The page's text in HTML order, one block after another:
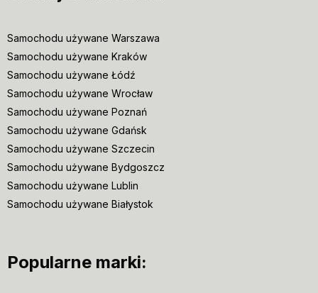
Samochodu używane Warszawa
Samochodu używane Kraków
Samochodu używane Łódź
Samochodu używane Wrocław
Samochodu używane Poznań
Samochodu używane Gdańsk
Samochodu używane Szczecin
Samochodu używane Bydgoszcz
Samochodu używane Lublin
Samochodu używane Białystok
Popularne marki: